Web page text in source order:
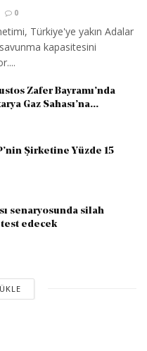
0
Türkiye'ye yakın Adalar
kapasitesini
Zafer Bayramı’nda
Gaz Sahası’na...
Şirketine Yüzde 15
senaryosunda silah
edecek